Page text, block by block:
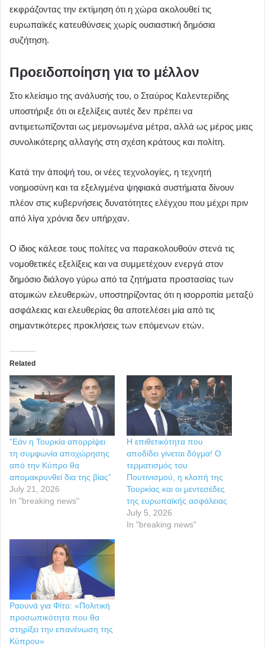
εκφράζοντας την εκτίμηση ότι η χώρα ακολουθεί τις
ευρωπαϊκές κατευθύνσεις χωρίς ουσιαστική δημόσια
συζήτηση.
Προειδοποίηση για το μέλλον
Στο κλείσιμο της ανάλυσής του, ο Σταύρος Καλεντερίδης
υποστήριξε ότι οι εξελίξεις αυτές δεν πρέπει να
αντιμετωπίζονται ως μεμονωμένα μέτρα, αλλά ως μέρος μιας
συνολικότερης αλλαγής στη σχέση κράτους και πολίτη.
Κατά την άποψή του, οι νέες τεχνολογίες, η τεχνητή
νοημοσύνη και τα εξελιγμένα ψηφιακά συστήματα δίνουν
πλέον στις κυβερνήσεις δυνατότητες ελέγχου που μέχρι πριν
από λίγα χρόνια δεν υπήρχαν.
Ο ίδιος κάλεσε τους πολίτες να παρακολουθούν στενά τις
νομοθετικές εξελίξεις και να συμμετέχουν ενεργά στον
δημόσιο διάλογο γύρω από τα ζητήματα προστασίας των
ατομικών ελευθεριών, υποστηρίζοντας ότι η ισορροπία μεταξύ
ασφάλειας και ελευθερίας θα αποτελέσει μία από τις
σημαντικότερες προκλήσεις των επόμενων ετών.
Related
”Εάν η Τουρκία απορρίψει
τη συμφωνία αποχώρησης
από την Κύπρο θα
απομακρυνθεί δια της βίας”
July 21, 2026
In "breaking news"
Η επιθετικότητα που
αποδίδει γίνεται δόγμα! Ο
τερματισμός του
Πουτινισμού, η κλοπή της
Τουρκίας και οι μεντεσέδες
της ευρωπαϊκής ασφάλειας
July 5, 2026
In "breaking news"
Ραουνά για Φίτο: «Πολιτική
προσωπικότητα που θα
στηρίξει την επανένωση της
Κύπρου»